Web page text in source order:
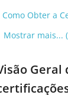
Como Obter a
Mostrar mais...
Geral